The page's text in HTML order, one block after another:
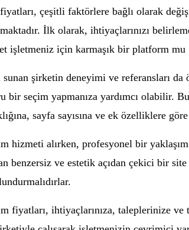
çeşitli faktörlere bağlı olarak
İlk olarak, ihtiyaçlarınızı
işletmeniz için karmaşık bir platform
sunan şirketin deneyimi ve referansları
seçim yapmanıza yardımcı olabilir.
sayfa sayısına ve ek özelliklere
hizmeti alırken, profesyonel bir
benzersiz ve estetik açıdan çekici bir
fiyatları, ihtiyaçlarınıza, taleplerinize